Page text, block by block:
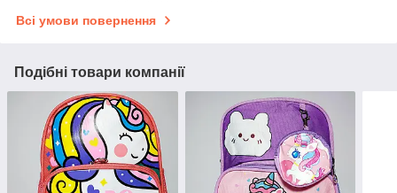
Всі умови повернення
Подібні товари компанії